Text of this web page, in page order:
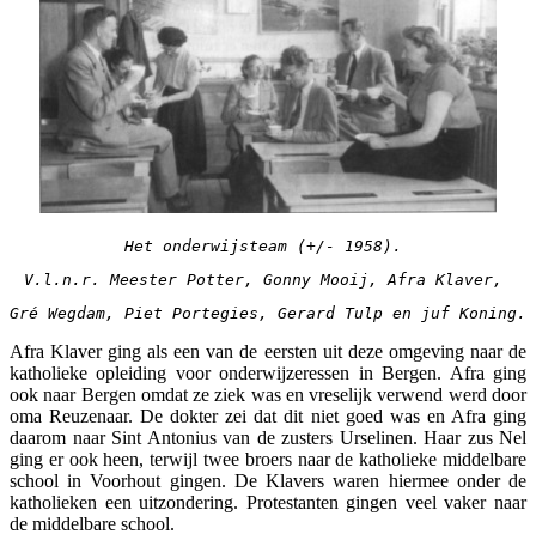
Het onderwijsteam (+/- 1958).
V.l.n.r. Meester Potter, Gonny Mooij, Afra Klaver,
Gré Wegdam, Piet Portegies, Gerard Tulp en juf Koning.
Afra Klaver ging als een van de eersten uit deze omgeving naar de
katholieke opleiding voor onderwijzeressen in Bergen. Afra ging
ook naar Bergen omdat ze ziek was en vreselijk verwend werd door
oma Reuzenaar. De dokter zei dat dit niet goed was en Afra ging
daarom naar Sint Antonius van de zusters Urselinen. Haar zus Nel
ging er ook heen, terwijl twee broers naar de katholieke middelbare
school in Voorhout gingen. De Klavers waren hiermee onder de
katholieken een uitzondering. Protestanten gingen veel vaker naar
de middelbare school.